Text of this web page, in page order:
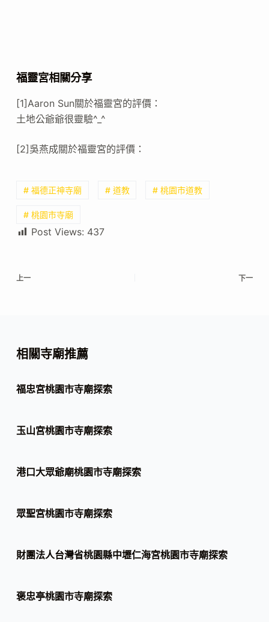
福靈宮相關分享
[1]Aaron Sun關於福靈宮的評價：
土地公爺爺很靈驗^_^
[2]吳燕成關於福靈宮的評價：
# 福德正神寺廟 # 道教 # 桃園市道教
# 桃園市寺廟
Post Views: 437
上一 下一
相關寺廟推薦
福忠宮桃園市寺廟探索
玉山宮桃園市寺廟探索
港口大眾爺廟桃園市寺廟探索
眾聖宮桃園市寺廟探索
財團法人台灣省桃園縣中壢仁海宮桃園市寺廟探索
褒忠亭桃園市寺廟探索